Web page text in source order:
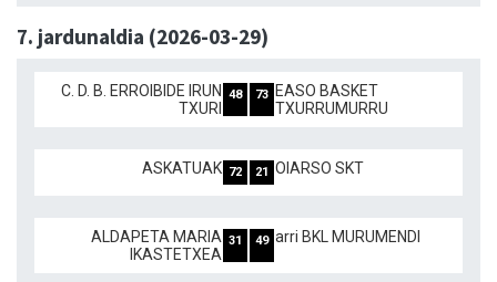
7. jardunaldia (2026-03-29)
C. D. B. ERROIBIDE IRUN
TXURI
48 73
EASO BASKET
TXURRUMURRU
ASKATUAK 72 21 OIARSO SKT
ALDAPETA MARIA
IKASTETXEA
31 49 arri BKL MURUMENDI